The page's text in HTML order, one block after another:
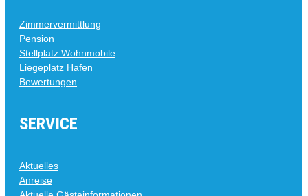
Zimmervermittlung
Pension
Stellplatz Wohnmobile
Liegeplatz Hafen
Bewertungen
SERVICE
Aktuelles
Anreise